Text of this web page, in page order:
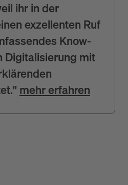
ihr in der
exzellenten Ruf
Know-
Digitalisierung mit
mehr erfahren